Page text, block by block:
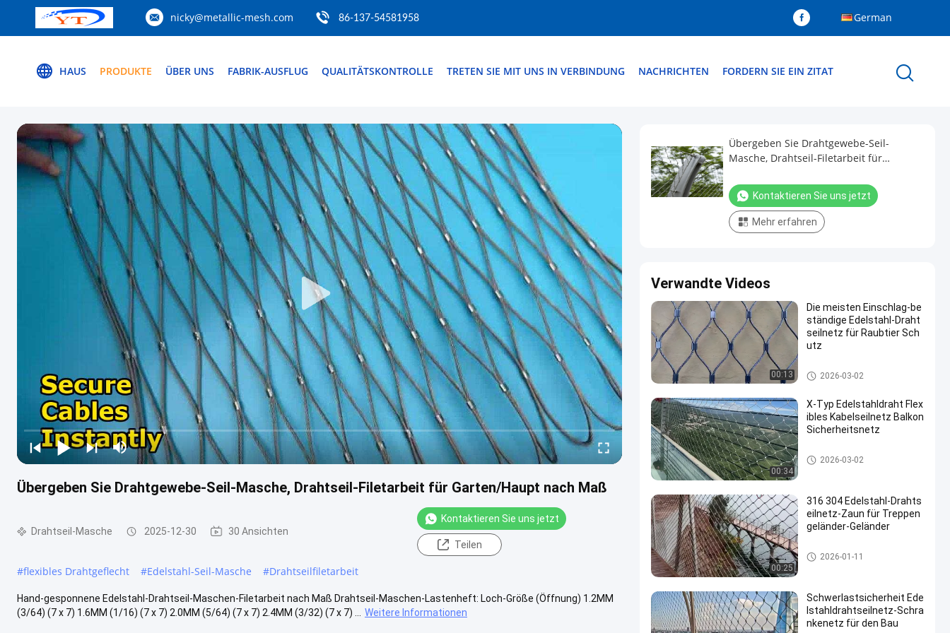
nicky@metallic-mesh.com 86-137-54581958 German
HAUS PRODUKTE ÜBER UNS FABRIK-AUSFLUG QUALITÄTSKONTROLLE TRETEN SIE MIT UNS IN VERBINDUNG NACHRICHTEN FORDERN SIE EIN ZITAT
Übergeben Sie Drahtgewebe-Seil-Masche, Drahtseil-Filetarbeit für Garten/Haupt nach Maß
Drahtseil-Masche 2025-12-30 30 Ansichten
Kontaktieren Sie uns jetzt
Teilen
#flexibles Drahtgeflecht #Edelstahl-Seil-Masche #Drahtseilfiletarbeit
Hand-gesponnene Edelstahl-Drahtseil-Maschen-Filetarbeit nach Maß Drahtseil-Maschen-Lastenheft: Loch-Größe (Öffnung) 1.2MM
(3/64) (7 x 7) 1.6MM (1/16) (7 x 7) 2.0MM (5/64) (7 x 7) 2.4MM (3/32) (7 x 7) ...
Weitere Informationen
Übergeben Sie Drahtgewebe-Seil-
Masche, Drahtseil-Filetarbeit für
Kontaktieren Sie uns jetzt
Mehr erfahren
Verwandte Videos
00:13
Die meisten Einschlag-be
ständige Edelstahl-Draht
seilnetz für Raubtier Sch
utz
Drahtseil-Masche
2026-03-02
00:34
X-Typ Edelstahldraht Flex
ibles Kabelseilnetz Balkon
Sicherheitsnetz
Drahtseil-Masche
2026-03-02
00:25
316 304 Edelstahl-Drahts
eilnetz-Zaun für Treppen
geländer-Geländer
Drahtseil-Masche
2026-01-11
Schwerlastsicherheit Ede
lstahldrahtseilnetz-Schra
nkenetz für den Bau